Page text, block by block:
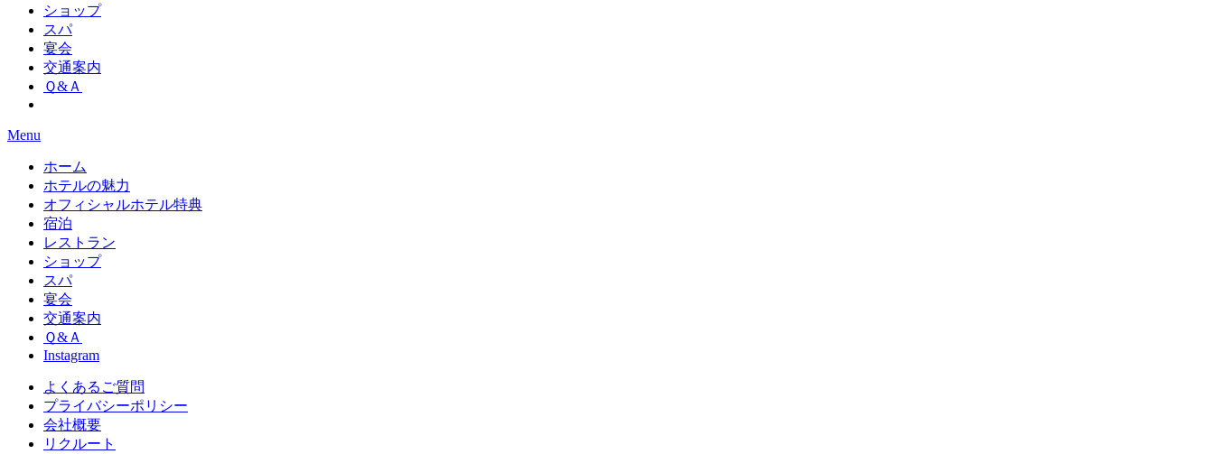
ショップ
スパ
宴会
交通案内
Ｑ&Ａ
Menu
ホーム
ホテルの魅力
オフィシャルホテル特典
宿泊
レストラン
ショップ
スパ
宴会
交通案内
Ｑ&Ａ
Instagram
よくあるご質問
プライバシーポリシー
会社概要
リクルート